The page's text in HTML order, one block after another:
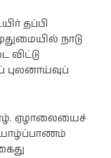
தப்பி
நாடு
விட்டு
புலனாய்வுப்
ஏழாலையைச்
யாழ்ப்பாணம்